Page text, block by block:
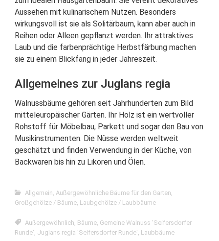
Aussehen mit kulinarischem Nutzen. Besonders
wirkungsvoll ist sie als Solitärbaum, kann aber auch in
Reihen oder Alleen gepflanzt werden. Ihr attraktives
Laub und die farbenprächtige Herbstfärbung machen
sie zu einem Blickfang in jeder Jahreszeit.
Allgemeines zur Juglans regia
Walnussbäume gehören seit Jahrhunderten zum Bild
mitteleuropäischer Gärten. Ihr Holz ist ein wertvoller
Rohstoff für Möbelbau, Parkett und sogar den Bau von
Musikinstrumenten. Die Nüsse werden weltweit
geschätzt und finden Verwendung in der Küche, von
Backwaren bis hin zu Likören und Ölen.
Allgemein, Außergewöhnliche Bäume für den Garten,
Großgehölze / Bäume, Laubgehölze / Laubbäume
Außergewöhnlich, Bäume, Gemeine Walnuss 'Seifersdorfer
Runde', Juglans regia 'Seifersdorfer Runde', Laubbäume